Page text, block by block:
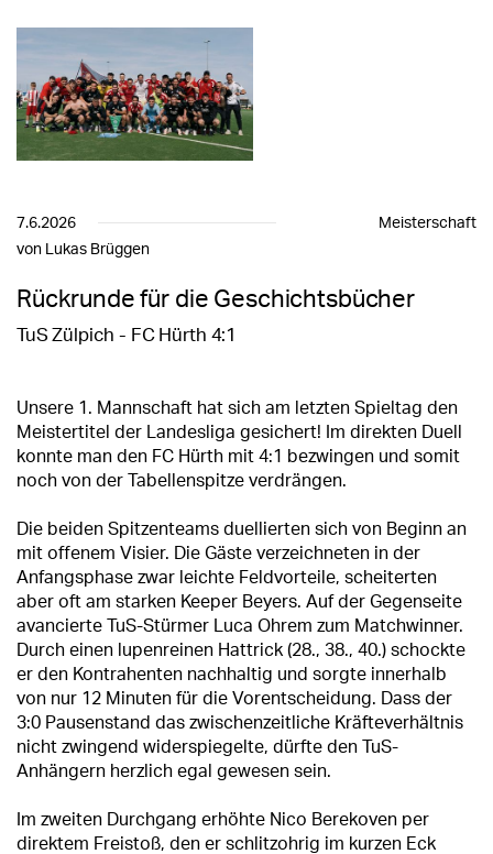
7.6.2026
Meisterschaft
von Lukas Brüggen
Rückrunde für die Geschichtsbücher
TuS Zülpich - FC Hürth 4:1
Unsere 1. Mannschaft hat sich am letzten Spieltag den
Meistertitel der Landesliga gesichert! Im direkten Duell
konnte man den FC Hürth mit 4:1 bezwingen und somit
noch von der Tabellenspitze verdrängen.
Die beiden Spitzenteams duellierten sich von Beginn an
mit offenem Visier. Die Gäste verzeichneten in der
Anfangsphase zwar leichte Feldvorteile, scheiterten
aber oft am starken Keeper Beyers. Auf der Gegenseite
avancierte TuS-Stürmer Luca Ohrem zum Matchwinner.
Durch einen lupenreinen Hattrick (28., 38., 40.) schockte
er den Kontrahenten nachhaltig und sorgte innerhalb
von nur 12 Minuten für die Vorentscheidung. Dass der
3:0 Pausenstand das zwischenzeitliche Kräfteverhältnis
nicht zwingend widerspiegelte, dürfte den TuS-
Anhängern herzlich egal gewesen sein.
Im zweiten Durchgang erhöhte Nico Berekoven per
direktem Freistoß, den er schlitzohrig im kurzen Eck